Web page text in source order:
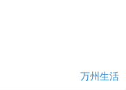
万州生活